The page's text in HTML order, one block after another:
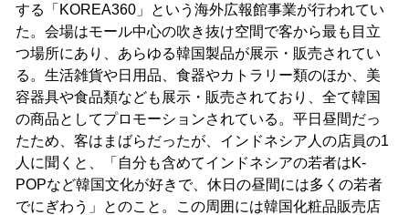
する「KOREA360」という海外広報館事業が行われてい
た。会場はモール中心の吹き抜け空間で客から最も目立
つ場所にあり、あらゆる韓国製品が展示・販売されてい
る。生活雑貨や日用品、食器やカトラリー類のほか、美
容器具や食品類なども展示・販売されており、全て韓国
の商品としてプロモーションされている。平日昼間だっ
たため、客はまばらだったが、インドネシア人の店員の1
人に聞くと、「自分も含めてインドネシアの若者はK-
POPなど韓国文化が好きで、休日の昼間には多くの若者
でにぎわう」とのこと。この周囲には韓国化粧品販売店